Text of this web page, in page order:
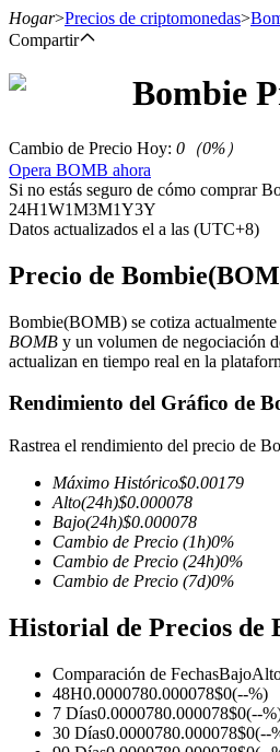
Futuros del USDT
Futuros que utilizan USDT
Futuros COIN-M
Futuros de criptomonedas
TradFi
Derivados de acciones, divisas,
Hogar>Precios de criptomonedas>
Compartir
Bombie
Cambio de Precio Hoy: 0 （0%）
Opera BOMB ahora
Si no estás seguro de cómo comprar
24H1W1M3M1Y3Y
Datos actualizados el a las (UTC+8)
Precio de
Bombie(BOMB) se cotiza actualmente
BOMB y un volumen de negociación
actualizan en tiempo real en la
Rendimiento del Gráfico de
Rastrea el rendimiento del precio de
Máximo Histórico$0.00179
Alto(24h)$0.000078
Bajo(24h)$0.000078
Cambio de Precio (1h)0%
Cambio de Precio (24h)0%
Cambio de Precio (7d)0%
Historial de Precios de
Comparación de FechasBajo
48H0.0000780.000078$0(--%)
7 Días0.0000780.000078$0(--
30 Días0.0000780.000078$0(--